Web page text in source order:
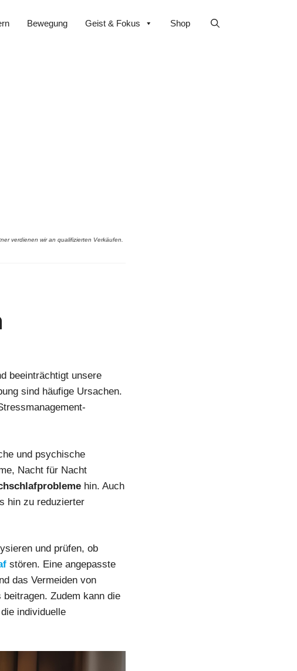
Bewegung Geist & Fokus Shop
verdienen wir an qualifizierten Verkäufen.
beeinträchtigt unsere
sind häufige Ursachen.
und psychische
Nacht für Nacht
hin. Auch
hin zu reduzierter
und prüfen, ob
stören. Eine angepasste
das Vermeiden von
Zudem kann die
individuelle